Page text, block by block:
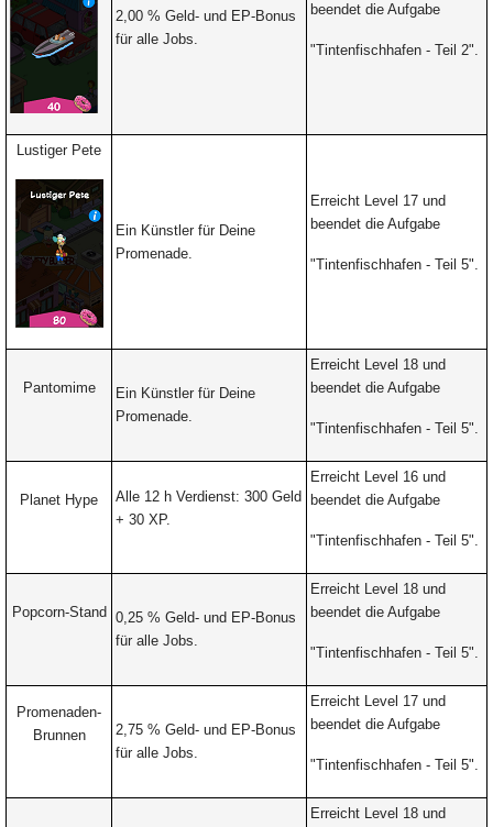
2,00 % Geld- und EP-Bonus
für alle Jobs.
beendet die Aufgabe
"Tintenfischhafen - Teil 2".
Lustiger Pete
Ein Künstler für Deine
Promenade.
Erreicht Level 17 und
beendet die Aufgabe
"Tintenfischhafen - Teil 5".
Pantomime
Ein Künstler für Deine
Promenade.
Erreicht Level 18 und
beendet die Aufgabe
"Tintenfischhafen - Teil 5".
Planet Hype
Alle 12 h Verdienst: 300 Geld
+ 30 XP.
Erreicht Level 16 und
beendet die Aufgabe
"Tintenfischhafen - Teil 5".
Popcorn-Stand 0,25 % Geld- und EP-Bonus
für alle Jobs.
Erreicht Level 18 und
beendet die Aufgabe
"Tintenfischhafen - Teil 5".
Promenaden-
Brunnen
2,75 % Geld- und EP-Bonus
für alle Jobs.
Erreicht Level 17 und
beendet die Aufgabe
"Tintenfischhafen - Teil 5".
Erreicht Level 18 und